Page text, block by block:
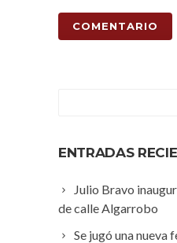
ENTRADAS
Julio Bravo
de calle Algarrobo
Se jugó una nueva